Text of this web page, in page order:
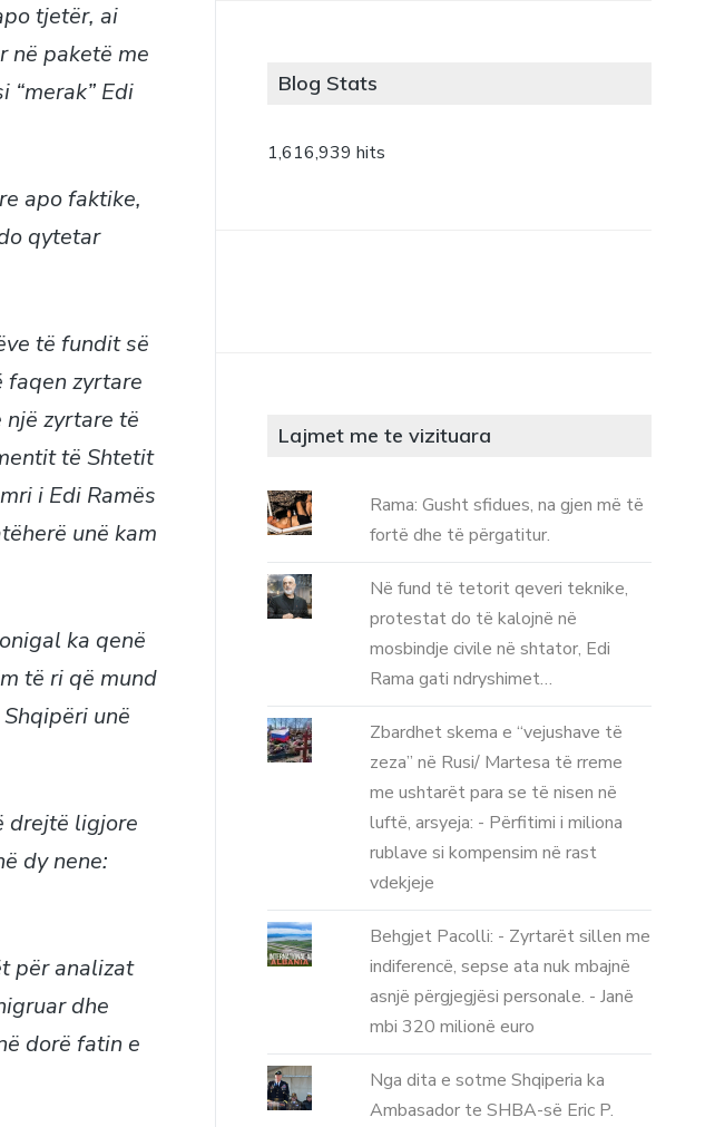
tjetër, ai
në paketë me
Edi
apo faktike,
qytetar
të fundit së
faqen zyrtare
zyrtare të
të Shtetit
i Edi Ramës
unë kam
ka qenë
të ri që mund
unë
drejtë ligjore
dy nene:
për analizat
dhe
dorë fatin e
Blog Stats
1,616,939 hits
Lajmet me te vizituara
Rama: Gusht sfidues, na gjen më të
fortë dhe të përgatitur.
Në fund të tetorit qeveri teknike,
protestat do të kalojnë në
mosbindje civile në shtator, Edi
Rama gati ndryshimet…
Zbardhet skema e “vejushave të
zeza” në Rusi/ Martesa të rreme
me ushtarët para se të nisen në
luftë, arsyeja: - Përfitimi i miliona
rublave si kompensim në rast
vdekjeje
Behgjet Pacolli: - Zyrtarët sillen me
indiferencë, sepse ata nuk mbajnë
asnjë përgjegjësi personale. - Janë
mbi 320 milionë euro
Nga dita e sotme Shqiperia ka
Ambasador te SHBA-së Eric P.